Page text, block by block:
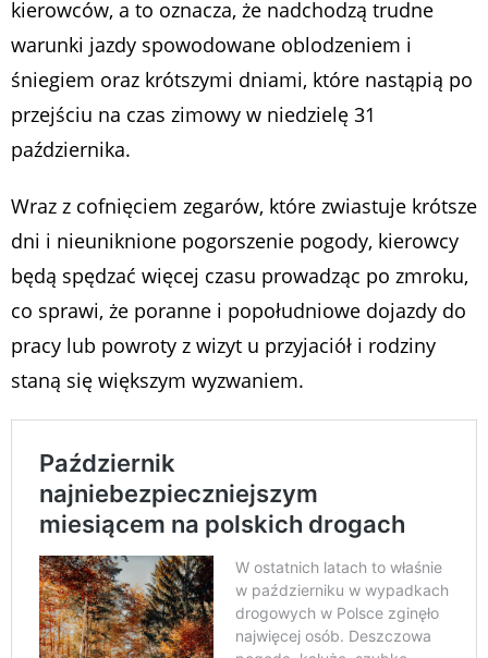
kierowców, a to oznacza, że nadchodzą trudne
warunki jazdy spowodowane oblodzeniem i
śniegiem oraz krótszymi dniami, które nastąpią po
przejściu na czas zimowy w niedzielę 31
października.
Wraz z cofnięciem zegarów, które zwiastuje krótsze
dni i nieuniknione pogorszenie pogody, kierowcy
będą spędzać więcej czasu prowadząc po zmroku,
co sprawi, że poranne i popołudniowe dojazdy do
pracy lub powroty z wizyt u przyjaciół i rodziny
staną się większym wyzwaniem.